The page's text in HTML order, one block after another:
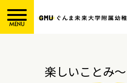
MENU
楽しいことみ